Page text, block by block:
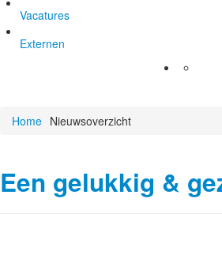
Vacatures
Externen
Home Nieuwsoverzicht
Een gelukkig &